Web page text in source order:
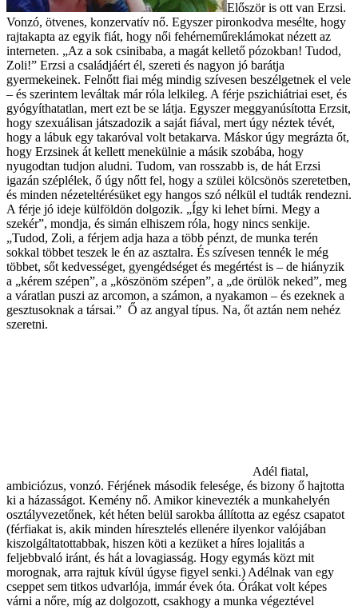
Először is ott van Erzsi.
Vonzó, ötvenes, konzervatív nő. Egyszer pironkodva mesélte, hogy
rajtakapta az egyik fiát, hogy női fehérneműreklámokat nézett az
interneten. „Az a sok csinibaba, a magát kellető pózokban! Tudod,
Zoli!” Erzsi a családjáért él, szereti és nagyon jó barátja
gyermekeinek. Felnőtt fiai még mindig szívesen beszélgetnek el vele
– és szerintem leváltak már róla lelkileg. A férje pszichiátriai eset, és
gyógyíthatatlan, mert ezt be se látja. Egyszer meggyanúsította Erzsit,
hogy szexuálisan játszadozik a saját fiával, mert úgy néztek tévét,
hogy a lábuk egy takaróval volt betakarva. Máskor úgy megrázta őt,
hogy Erzsinek át kellett menekülnie a másik szobába, hogy
nyugodtan tudjon aludni. Tudom, van rosszabb is, de hát Erzsi
igazán széplélek, ő úgy nőtt fel, hogy a szülei kölcsönös szeretetben,
és minden nézeteltérésüket egy hangos szó nélkül el tudták rendezni.
A férje jó ideje külföldön dolgozik. „Így ki lehet bírni. Megy a
szekér”, mondja, és simán elhiszem róla, hogy nincs senkije.
„Tudod, Zoli, a férjem adja haza a több pénzt, de munka terén
sokkal többet teszek le én az asztalra. És szívesen tennék le még
többet, sőt kedvességet, gyengédséget és megértést is – de hiányzik
a „kérem szépen”, a „köszönöm szépen”, a „de örülök neked”, meg
a váratlan puszi az arcomon, a számon, a nyakamon – és ezeknek a
gesztusoknak a társai.” Ő az angyal típus. Na, őt aztán nem nehéz
szeretni.
Adél fiatal,
ambiciózus, vonzó. Férjének második felesége, és bizony ő hajtotta
ki a házasságot. Kemény nő. Amikor kinevezték a munkahelyén
osztályvezetőnek, két héten belül sarokba állította az egész csapatot
(férfiakat is, akik minden híresztelés ellenére ilyenkor valójában
kiszolgáltatottabbak, hiszen köti a kezüket a híres lojalitás a
feljebbvaló iránt, és hát a lovagiasság. Hogy egymás közt mit
morognak, arra rajtuk kívül úgyse figyel senki.) Adélnak van egy
cseppet sem titkos udvarlója, immár évek óta. Órákat volt képes
várni a nőre, míg az dolgozott, csakhogy a munka végeztével